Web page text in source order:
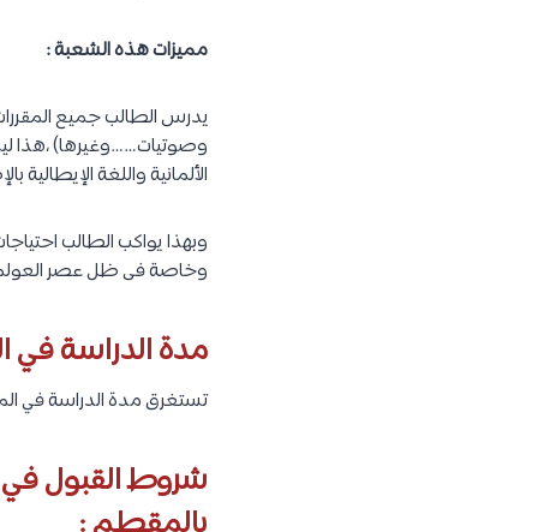
مميزات هذه الشعبة :
يدرس الطالب جميع
الألمانية واللغة الإيطالية
وبهذا يواكب الطالب
وخاصة فى ظل عصر العولمة
مدة الدراسة في
تستغرق مدة الدراسة في
شروط القبول في